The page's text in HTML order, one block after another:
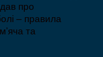
про
– правила
та